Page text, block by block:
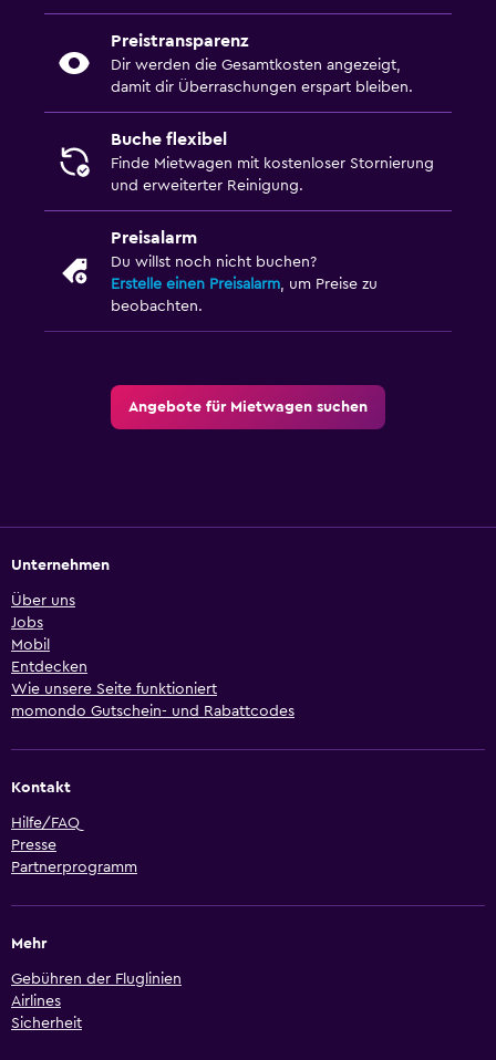
Preistransparenz
Dir werden die Gesamtkosten angezeigt,
damit dir Überraschungen erspart bleiben.
Buche flexibel
Finde Mietwagen mit kostenloser Stornierung
und erweiterter Reinigung.
Preisalarm
Du willst noch nicht buchen?
Erstelle einen Preisalarm, um Preise zu
beobachten.
Angebote für Mietwagen suchen
Unternehmen
Über uns
Jobs
Mobil
Entdecken
Wie unsere Seite funktioniert
momondo Gutschein- und Rabattcodes
Kontakt
Hilfe/FAQ
Presse
Partnerprogramm
Mehr
Gebühren der Fluglinien
Airlines
Sicherheit